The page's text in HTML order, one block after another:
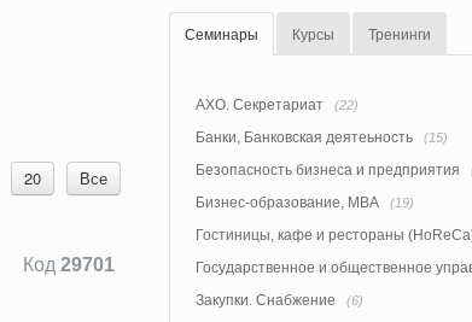
20 Все
Код 29701
Семинары Курсы Тренинги
АХО. Секретариат (22)
Банки, Банковская деятеьность (15)
Безопасность бизнеса и предприятия
Бизнес-образование, MBA (19)
Гостиницы, кафе и рестораны
Государственное и общественное
Закупки. Снабжение (6)